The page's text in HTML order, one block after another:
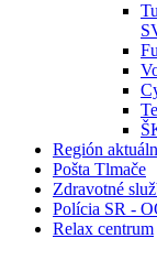
Región
Pošta Tlmače
Zdravotné
Polícia SR -
Relax centrum